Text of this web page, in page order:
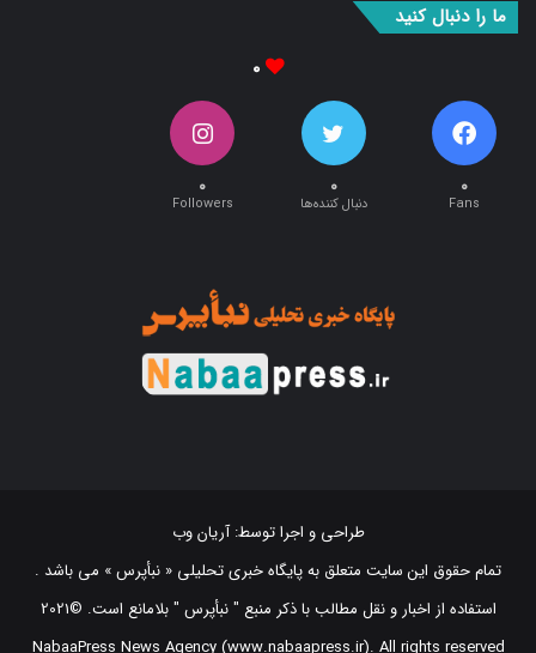
ما را دنبال کنید
۰
۰
Fans
۰
دنبال کننده‌ها
۰
Followers
طراحی و اجرا توسط:آریان وب
تمام حقوق این سایت متعلق به پایگاه خبری تحلیلی « نبأپرس » می باشد .
استفاده از اخبار و نقل مطالب با ذکر منبع "‌ نبأپرس " بلامانع است. ©2021
NabaaPress News Agency (www.nabaapress.ir). All rights reserved